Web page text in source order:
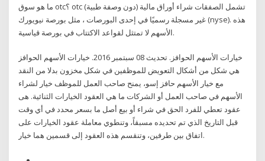
ما هو سوق otc؟ otc (دون وصفة طبية) تشمل الصفقات شراء أوراق مالية
غير مسجلة رسميًا في إحدى البورصات ، مثل بورصة نيويورك (nyse). هذه
الأسهم لا تمتثل لقواعد الاكتتاب في بورصة قياسية.
خيارات الأسهم الحوافز. تحديث 08 سبتمبر 2016. خيارات الأسهم الحوافز
هي شكل من أشكال التعويض للموظفين في شكل مخزون بدلا من النقد
مع خيار الأسهم حافز إسو، يمنح صاحب العمل للموظف خيار لشراء
الأسهم في صاحب العمل أو الشركات ما هي العقود الخيارات الثنائية. هى
عقود تعطي للفرد الحق في شراء أو بيع أصل ما بسعر محدد في أي وقت
قبل التاريخ الذي تم تحديده مسبقاً، وتنطوي معاملة عقود الخيارات على
اتفاق بين طرفين، وتنقسم هذه العقود إلى قسمين هما خيار.